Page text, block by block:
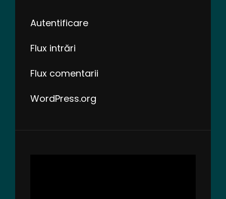
Autentificare
Flux intrări
Flux comentarii
WordPress.org